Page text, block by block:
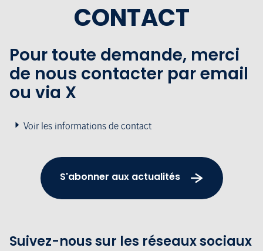
CONTACT
Pour toute demande, merci
de nous contacter par email
ou via X
Voir les informations de contact
S'abonner aux actualités
Suivez-nous sur les réseaux sociaux